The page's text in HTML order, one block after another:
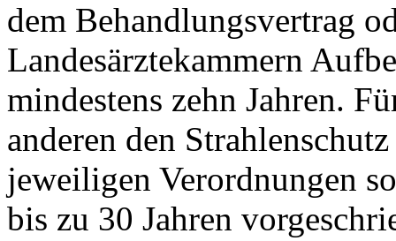
dem Behandlungsvertrag
Landesärztekammern
mindestens zehn Jahren.
anderen den
jeweiligen Verordnungen
bis zu 30 Jahren